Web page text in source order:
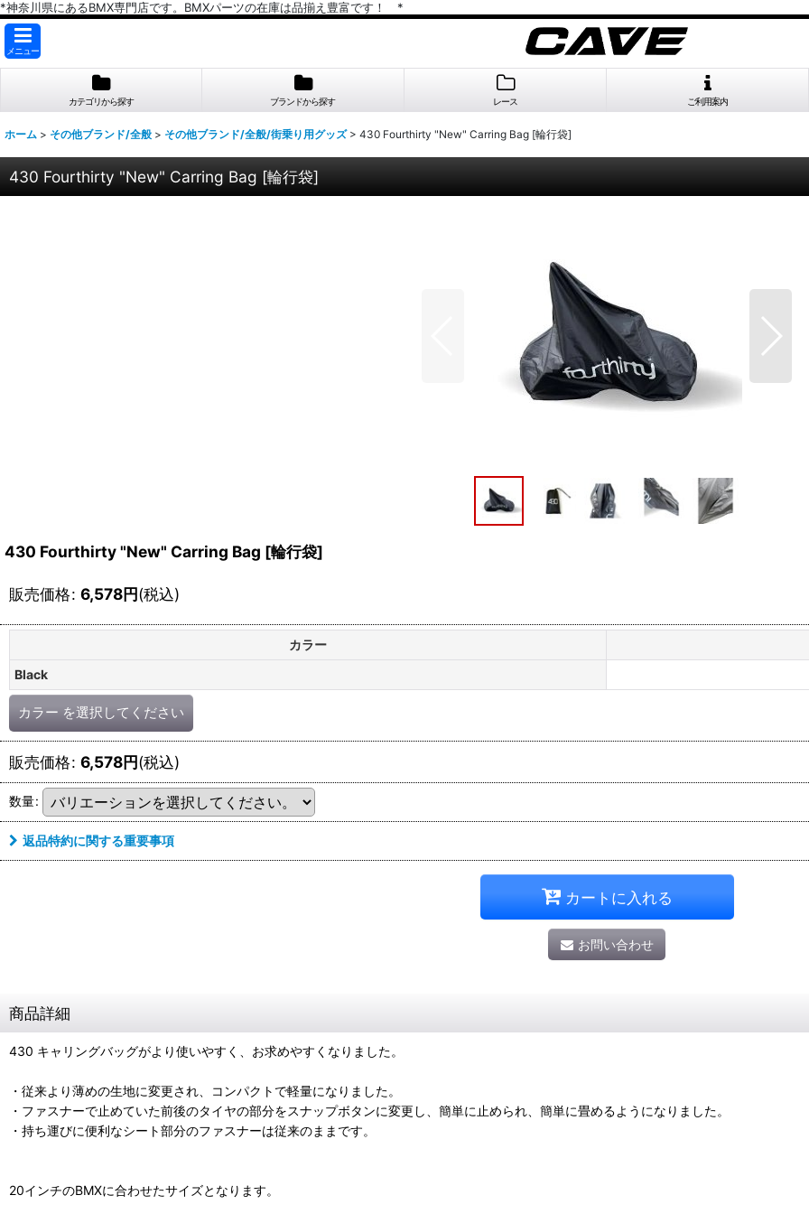
*神奈川県にあるBMX専門店です。BMXパーツの在庫は品揃え豊富です！ *
メニュー
カテゴリから探す ブランドから探す レース ご利用案内
ホーム > その他ブランド/全般 > その他ブランド/全般/街乗り用グッズ > 430 Fourthirty "New" Carring Bag [輪行袋]
430 Fourthirty "New" Carring Bag [輪行袋]
430 Fourthirty "New" Carring Bag [輪行袋]
販売価格: 6,578円(税込)
カラー
Black
カラー を選択してください
販売価格: 6,578円(税込)
数量:
返品特約に関する重要事項
カートに入れる
お問い合わせ
商品詳細
430 キャリングバッグがより使いやすく、お求めやすくなりました。
・従来より薄めの生地に変更され、コンパクトで軽量になりました。
・ファスナーで止めていた前後のタイヤの部分をスナップボタンに変更し、簡単に止められ、簡単に畳めるようになりました。
・持ち運びに便利なシート部分のファスナーは従来のままです。
20インチのBMXに合わせたサイズとなります。